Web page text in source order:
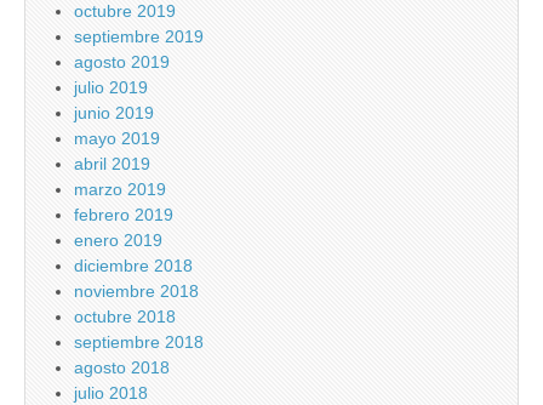
octubre 2019
septiembre 2019
agosto 2019
julio 2019
junio 2019
mayo 2019
abril 2019
marzo 2019
febrero 2019
enero 2019
diciembre 2018
noviembre 2018
octubre 2018
septiembre 2018
agosto 2018
julio 2018